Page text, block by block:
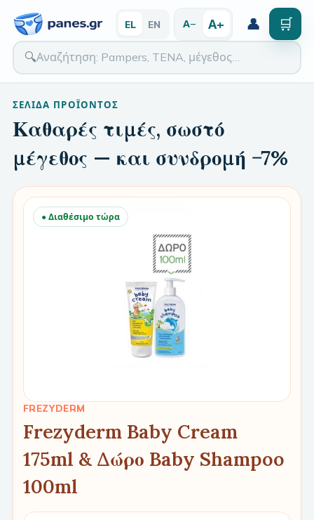
🔍
EL EN Α− Α+ 👤 🛒
ΣΕΛΊΔΑ ΠΡΟΪΌΝΤΟΣ
Καθαρές τιμές, σωστό
μέγεθος — και συνδρομή −7%
● Διαθέσιμο τώρα
FREZYDERM
Frezyderm Baby Cream
175ml & Δώρο Baby Shampoo
100ml